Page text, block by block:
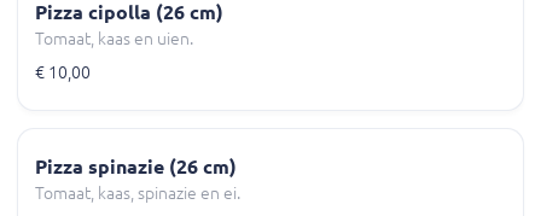
Pizza cipolla (26 cm)
Tomaat, kaas en uien.
€ 10,00
Pizza spinazie (26 cm)
Tomaat, kaas, spinazie en ei.